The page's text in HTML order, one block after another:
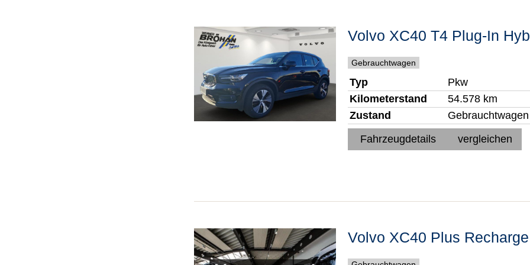
Volvo XC40 T4 Plug-In
Gebrauchtwagen
Typ
Pkw
Kilometerstand
54.578 km
Zustand
Gebrauchtwagen
Fahrzeugdetails
vergleichen
Volvo XC40 Plus